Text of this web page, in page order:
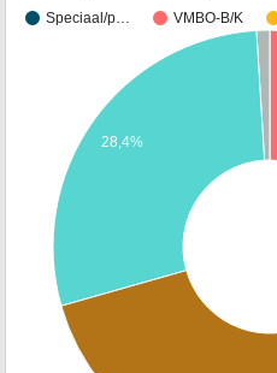
Speciaal/p… VMBO-B/K
28,4%